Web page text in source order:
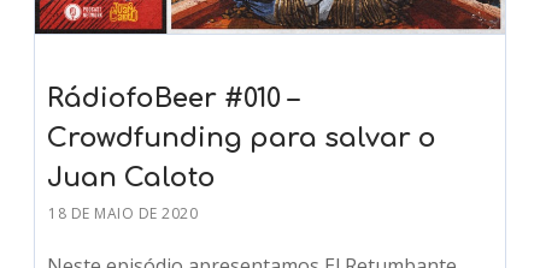
RádiofoBeer #010 –
Crowdfunding para salvar o
Juan Caloto
18 DE MAIO DE 2020